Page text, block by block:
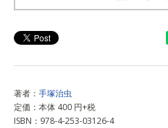
著者： 手塚治虫
定価：本体 400 円+税
ISBN：978-4-253-03126-4